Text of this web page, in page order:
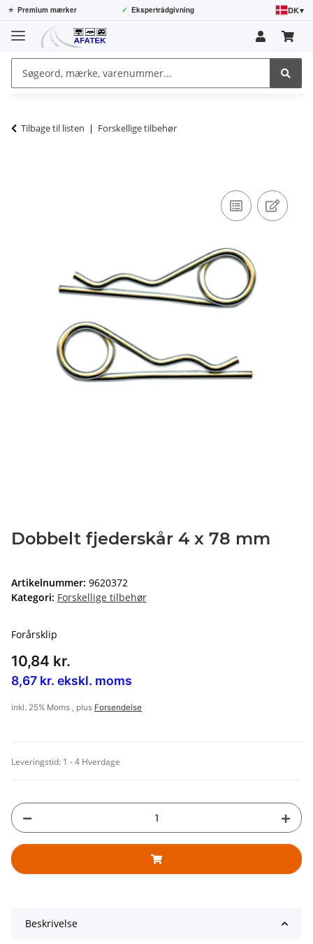
⭐ Premium mærker ✓ Ekspertrådgivning DK▾
Tilbage til listen Forskellige tilbehør
Dobbelt fjederskår 4 x 78 mm
Artikelnummer: 9620372
Kategori: Forskellige tilbehør
Forårsklip
10,84 kr.
8,67 kr. ekskl. moms
inkl. 25% Moms , plus Forsendelse
Leveringstid: 1 - 4 Hverdage
Beskrivelse